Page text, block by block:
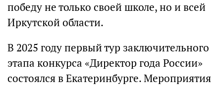
победу не только своей школе, но и всей
Иркутской области.
В 2025 году первый тур заключительного
этапа конкурса «Директор года России»
состоялся в Екатеринбурге. Мероприятия